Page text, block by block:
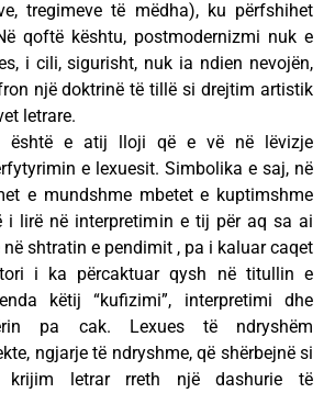
tregimeve të mëdha), ku përfshihet
qoftë kështu, postmodernizmi nuk e
i cili, sigurisht, nuk ia ndien nevojën,
një doktrinë të tillë si drejtim artistik
letrare.
është e atij lloji që e vë në lëvizje
e lexuesit. Simbolika e saj, në
e mundshme mbetet e kuptimshme
i lirë në interpretimin e tij për aq sa ai
shtratin e pendimit , pa i kaluar caqet
i ka përcaktuar qysh në titullin e
këtij “kufizimi”, interpretimi dhe
pa cak. Lexues të ndryshëm
ngjarje të ndryshme, që shërbejnë si
krijim letrar rreth një dashurie të